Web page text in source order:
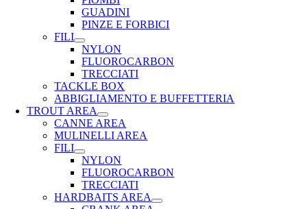
GUADINI
PINZE E FORBICI
FILI
NYLON
FLUOROCARBON
TRECCIATI
TACKLE BOX
ABBIGLIAMENTO E BUFFETTERIA
TROUT AREA
CANNE AREA
MULINELLI AREA
FILI
NYLON
FLUOROCARBON
TRECCIATI
HARDBAITS AREA